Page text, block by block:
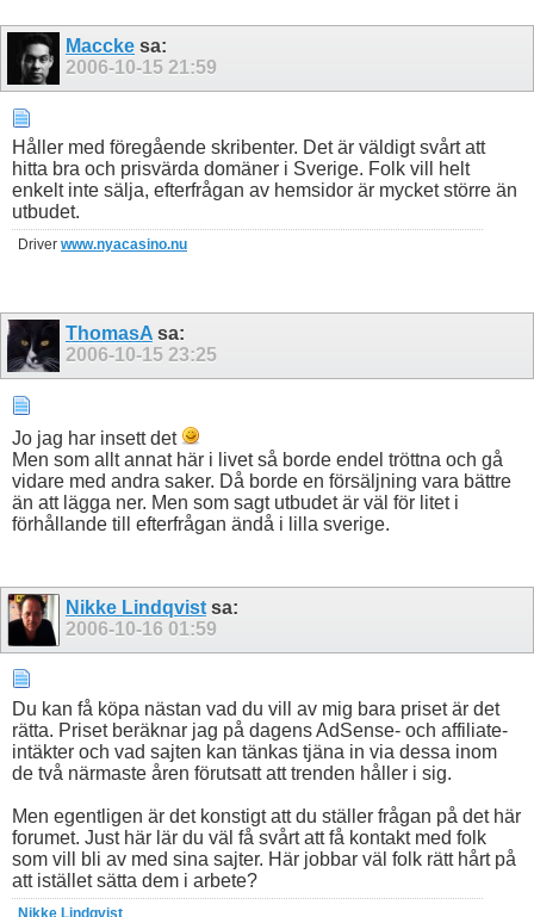
Maccke sa:
2006-10-15 21:59
Håller med föregående skribenter. Det är väldigt svårt att
hitta bra och prisvärda domäner i Sverige. Folk vill helt
enkelt inte sälja, efterfrågan av hemsidor är mycket större än
utbudet.
Driver www.nyacasino.nu
ThomasA sa:
2006-10-15 23:25
Jo jag har insett det
Men som allt annat här i livet så borde endel tröttna och gå
vidare med andra saker. Då borde en försäljning vara bättre
än att lägga ner. Men som sagt utbudet är väl för litet i
förhållande till efterfrågan ändå i lilla sverige.
Nikke Lindqvist sa:
2006-10-16 01:59
Du kan få köpa nästan vad du vill av mig bara priset är det
rätta. Priset beräknar jag på dagens AdSense- och affiliate-
intäkter och vad sajten kan tänkas tjäna in via dessa inom
de två närmaste åren förutsatt att trenden håller i sig.
Men egentligen är det konstigt att du ställer frågan på det här
forumet. Just här lär du väl få svårt att få kontakt med folk
som vill bli av med sina sajter. Här jobbar väl folk rätt hårt på
att istället sätta dem i arbete?
Nikke Lindqvist